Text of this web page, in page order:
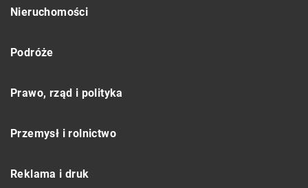
Nieruchomości
Podróże
Prawo, rząd i polityka
Przemysł i rolnictwo
Reklama i druk